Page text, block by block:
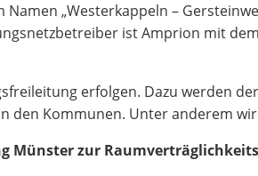
„Westerkappeln –
ist Amprion mit
erfolgen. Dazu werden
den Kommunen. Unter anderem
Münster zur